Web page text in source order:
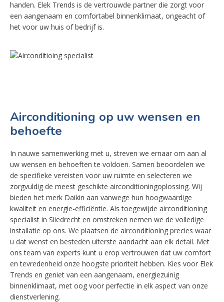
handen. Elek Trends is de vertrouwde partner die zorgt voor
een aangenaam en comfortabel binnenklimaat, ongeacht of
het voor uw huis of bedrijf is.
Airconditioning op uw wensen en
behoefte
In nauwe samenwerking met u, streven we ernaar om aan al
uw wensen en behoeften te voldoen. Samen beoordelen we
de specifieke vereisten voor uw ruimte en selecteren we
zorgvuldig de meest geschikte airconditioningoplossing. Wij
bieden het merk Daikin aan vanwege hun hoogwaardige
kwaliteit en energie-efficiëntie. Als toegewijde airconditioning
specialist in Sliedrecht en omstreken nemen we de volledige
installatie op ons. We plaatsen de airconditioning precies waar
u dat wenst en besteden uiterste aandacht aan elk detail. Met
ons team van experts kunt u erop vertrouwen dat uw comfort
en tevredenheid onze hoogste prioriteit hebben. Kies voor Elek
Trends en geniet van een aangenaam, energiezuinig
binnenklimaat, met oog voor perfectie in elk aspect van onze
dienstverlening.